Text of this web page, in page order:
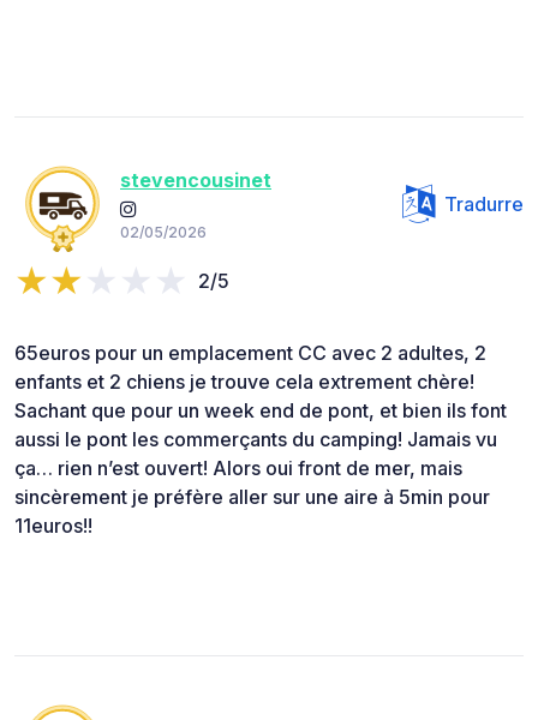
stevencousinet
02/05/2026
Tradurre
2/5
65euros pour un emplacement CC avec 2 adultes, 2
enfants et 2 chiens je trouve cela extrement chère!
Sachant que pour un week end de pont, et bien ils font
aussi le pont les commerçants du camping! Jamais vu
ça… rien n’est ouvert! Alors oui front de mer, mais
sincèrement je préfère aller sur une aire à 5min pour
11euros!!